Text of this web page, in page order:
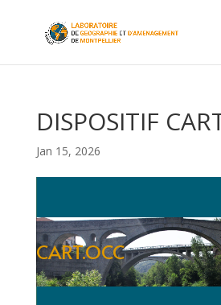
DISPOSITIF
Jan 15, 2026
CART.OCC